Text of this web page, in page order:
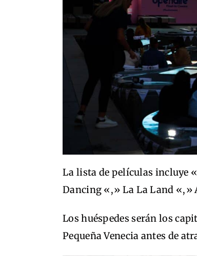
La lista de películas incluye
Dancing «,» La La Land «,»
Los huéspedes serán los
Pequeña Venecia antes de